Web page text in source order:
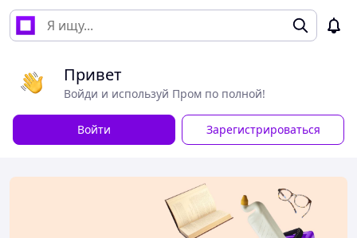
Привет
Войди и используй Пром по полной!
Войти Зарегистрироваться